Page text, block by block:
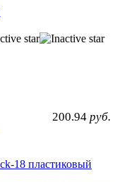
200.94 руб.